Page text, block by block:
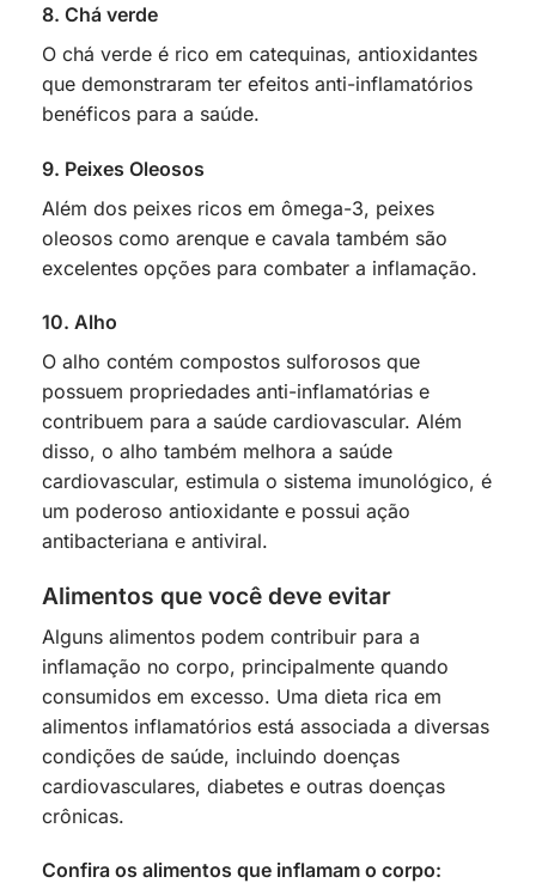
8. Chá verde
O chá verde é rico em catequinas, antioxidantes
que demonstraram ter efeitos anti-inflamatórios
benéficos para a saúde.
9. Peixes Oleosos
Além dos peixes ricos em ômega-3, peixes
oleosos como arenque e cavala também são
excelentes opções para combater a inflamação.
10. Alho
O alho contém compostos sulforosos que
possuem propriedades anti-inflamatórias e
contribuem para a saúde cardiovascular. Além
disso, o alho também melhora a saúde
cardiovascular, estimula o sistema imunológico, é
um poderoso antioxidante e possui ação
antibacteriana e antiviral.
Alimentos que você deve evitar
Alguns alimentos podem contribuir para a
inflamação no corpo, principalmente quando
consumidos em excesso. Uma dieta rica em
alimentos inflamatórios está associada a diversas
condições de saúde, incluindo doenças
cardiovasculares, diabetes e outras doenças
crônicas.
Confira os alimentos que inflamam o corpo: